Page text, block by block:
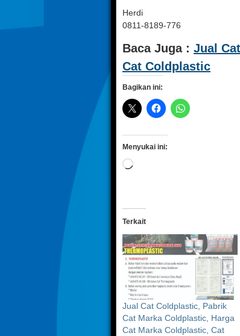
Herdi
0811-8189-776
Baca Juga : Jual
Cat Coldplastic
Bagikan ini:
Menyukai ini:
Memuat...
Terkait
Jual Cat Coldplastic, Pabrik
Cat Marka Coldplastic, Harga
Cat Marka Coldplastic, Cat